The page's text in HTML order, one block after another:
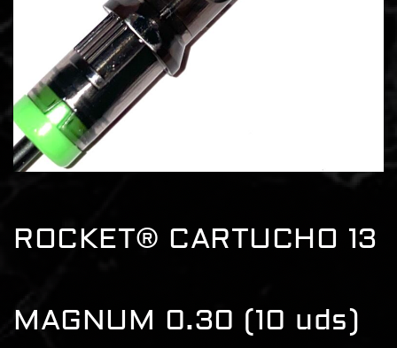
ROCKET® CARTUCHO 13
MAGNUM 0.30 (10 uds)